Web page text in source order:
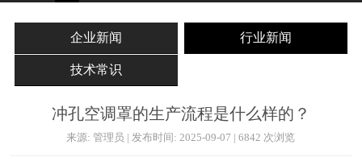
企业新闻 行业新闻
技术常识
冲孔空调罩的生产流程是什么样的？
来源: 管理员 | 发布时间: 2025-09-07 | 6842 次浏览